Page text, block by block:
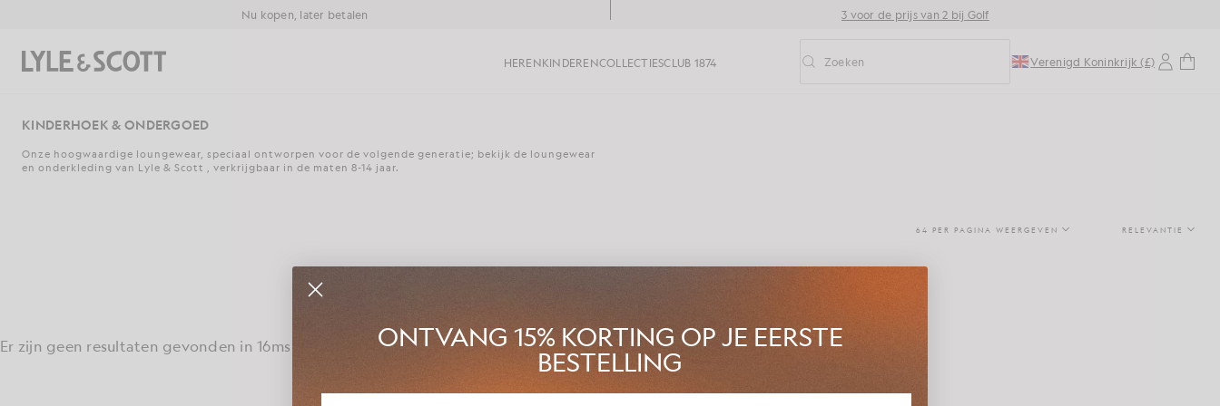
Nu kopen, later betalen 3 voor de prijs van 2 bij Golf
HERENKINDERENCOLLECTIESCLUB 1874 Voorspellend zoeken in- of uitschakelen
Zoeken Zoeken Verenigd Koninkrijk (£)
KINDERHOEK & ONDERGOED
Onze hoogwaardige loungewear, speciaal ontworpen voor de volgende generatie; bekijk de loungewear
en onderkleding van Lyle & Scott , verkrijgbaar in de maten 8-14 jaar.
64 PER PAGINA WEERGEVEN RELEVANTIE
Er zijn geen resultaten gevonden in 16ms
ONTVANG 15% KORTING OP JE EERSTE
BESTELLING